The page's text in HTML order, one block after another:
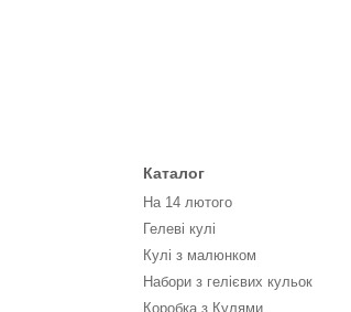
Каталог
На 14 лютого
Гелеві кулі
Кулі з малюнком
Набори з гелієвих кульок
Коробка з Кулями